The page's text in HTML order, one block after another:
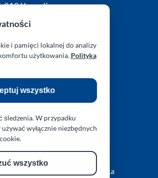
819 Koszalin
Polska
Cookies
nas na Facebook
nas na Instagram
prywatności
PARAPLAN Agnieszka Sulewska
i pamięci lokalnej do analizy
użytkowania. Polityka
wszystko
śledzenia. W przypadku
wyłącznie niezbędnych
wszystko